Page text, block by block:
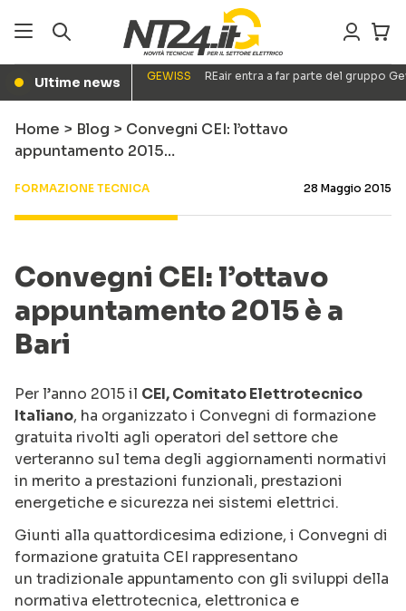
● Ultime news GEWISS REair entra a far parte del gruppo
Home > Blog > Convegni CEI: l’ottavo
appuntamento 2015…
FORMAZIONE TECNICA 28 Maggio 2015
Convegni CEI: l’ottavo
appuntamento 2015 è a
Bari
Per l’anno 2015 il CEI, Comitato Elettrotecnico
Italiano, ha organizzato i Convegni di formazione
gratuita rivolti agli operatori del settore che
verteranno sul tema degli aggiornamenti normativi
in merito a prestazioni funzionali, prestazioni
energetiche e sicurezza nei sistemi elettrici.
Giunti alla quattordicesima edizione, i Convegni di
formazione gratuita CEI rappresentano
un tradizionale appuntamento con gli sviluppi della
normativa elettrotecnica, elettronica e